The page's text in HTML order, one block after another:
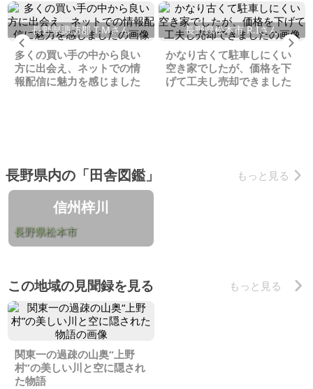
Previous
長野県諏訪郡 T.Mさん
多くの買い手の中から良い
方に出会え、ネットでの情
報配信に魅力を感じました
長野県松本市 R.Iさん
かなり古くて駐車しにくい
空き家でしたが、価格を下
げて工夫し売却できました
長野県内の「田舎図鑑」 もっと見る
信州梓川
長野県松本市
この地域の見聞録を見る もっと見る
関東一の過疎の山奥“上野
村”の美しい川と空に隠され
た物語